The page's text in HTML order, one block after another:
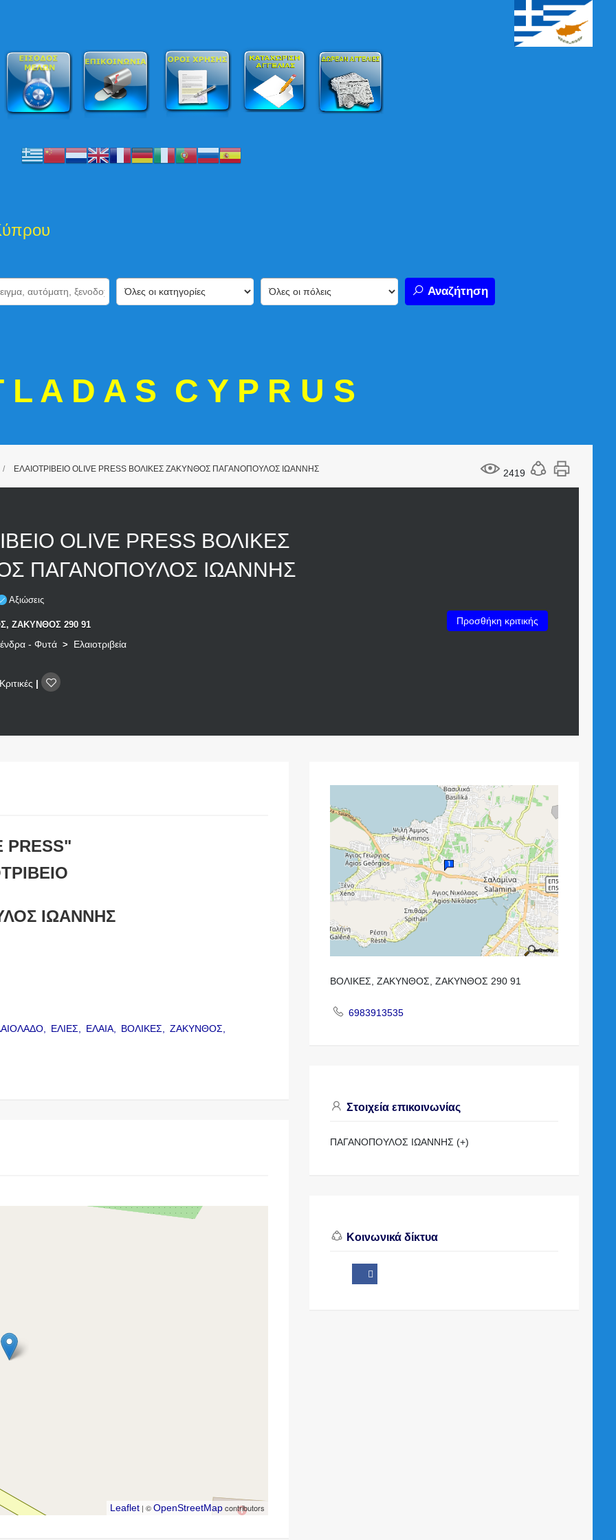
Αναζήτηση
L A D A S C Y P R U S
2419
ΕΛΑΙΟΤΡΙΒΕΙΟ OLIVE PRESS ΒΟΛΙΚΕΣ ΖΑΚΥΝΘΟΣ ΠΑΓΑΝΟΠΟΥΛΟΣ ΙΩΑΝΝΗΣ
OLIVE PRESS ΒΟΛΙΚΕΣ
ΠΑΓΑΝΟΠΟΥΛΟΣ ΙΩΑΝΝΗΣ
Αξιώσεις
ΖΑΚΥΝΘΟΣ 290 91
- Φυτά > Ελαιοτριβεία
|
Προσθήκη κριτικής
PRESS"
ΙΩΑΝΝΗΣ
ΕΛΙΕΣ, ΕΛΑΙΑ, ΒΟΛΙΚΕΣ, ΖΑΚΥΝΘΟΣ,
Leaflet | ©OpenStreetMapcontributors
ΒΟΛΙΚΕΣ, ΖΑΚΥΝΘΟΣ, ΖΑΚΥΝΘΟΣ 290 91
6983913535
Στοιχεία επικοινωνίας
ΠΑΓΑΝΟΠΟΥΛΟΣ ΙΩΑΝΝΗΣ (+)
Κοινωνικά δίκτυα